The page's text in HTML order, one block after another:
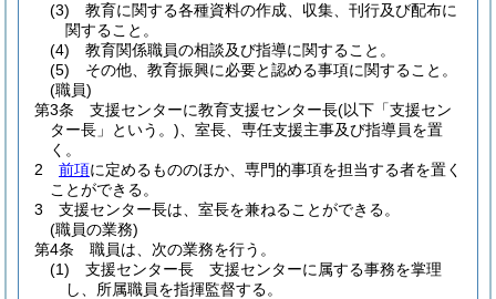
(3) 教育に関する各種資料の作成、収集、刊行及び配布に
関すること。
(4) 教育関係職員の相談及び指導に関すること。
(5) その他、教育振興に必要と認める事項に関すること。
(職員)
第3条
支援センターに教育支援センター長(以下「支援セン
ター長」という。) 、室長、専任支援主事及び指導員を置
く。
2
前項に定めるもののほか、専門的事項を担当する者を置く
ことができる。
3
支援センター長は、室長を兼ねることができる。
(職員の業務)
第4条
職員は、次の業務を行う。
(1)
支援センター長 支援センターに属する事務を掌理
し、所属職員を指揮監督する。